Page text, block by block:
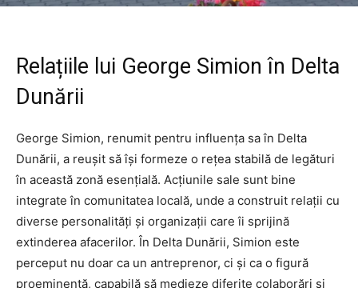
Relațiile lui George Simion în Delta
Dunării
George Simion, renumit pentru influența sa în Delta
Dunării, a reușit să își formeze o rețea stabilă de legături
în această zonă esențială. Acțiunile sale sunt bine
integrate în comunitatea locală, unde a construit relații cu
diverse personalități și organizații care îi sprijină
extinderea afacerilor. În Delta Dunării, Simion este
perceput nu doar ca un antreprenor, ci și ca o figură
proeminentă, capabilă să medieze diferite colaborări și